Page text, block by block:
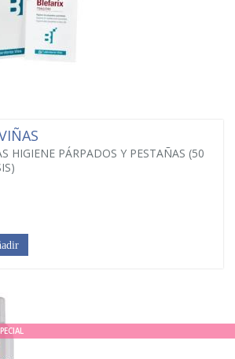
HIGIENE PÁRPADOS Y PESTAÑAS (50